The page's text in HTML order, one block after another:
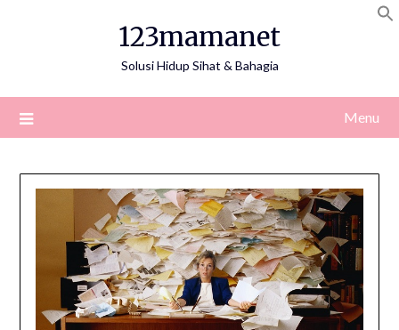
123mamanet
Solusi Hidup Sihat & Bahagia
Menu